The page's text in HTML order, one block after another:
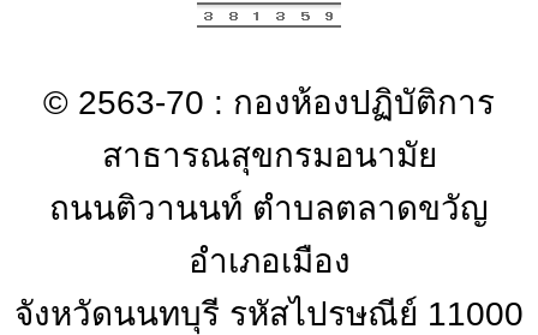
© 2563-70 : กองห้องปฏิบัติการ
สาธารณสุขกรมอนามัย
ถนนติวานนท์ ตำบลตลาดขวัญ
อำเภอเมือง
จังหวัดนนทบุรี รหัสไปรษณีย์ 11000